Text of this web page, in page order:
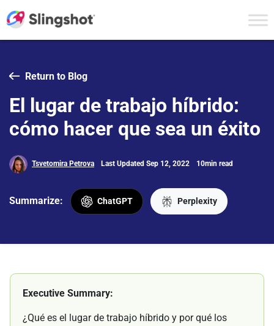
Return to Blog
El lugar de trabajo híbrido:
cómo hacer que sea un éxito
Tsvetomira Petrova Last Updated Sep 12, 2022 10min read
Summarize: ChatGPT Perplexity
Executive Summary:
¿Qué es el lugar de trabajo híbrido y por qué los